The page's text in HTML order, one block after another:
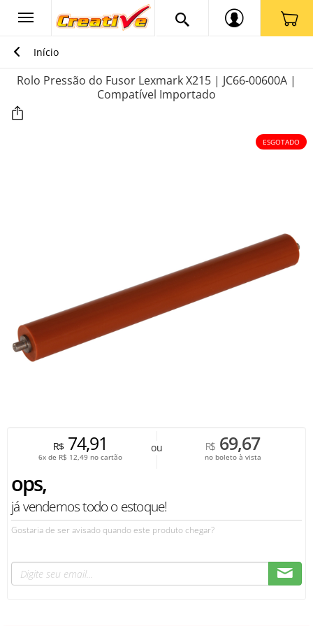
Início
Rolo Pressão do Fusor Lexmark X215 | JC66-00600A |
Compatível Importado
ESGOTADO
R$74,91
6x de R$ 12,49 no cartão
ou R$69,67
no boleto à vista
ops,
já vendemos todo o estoque!
Gostaria de ser avisado quando este produto chegar?